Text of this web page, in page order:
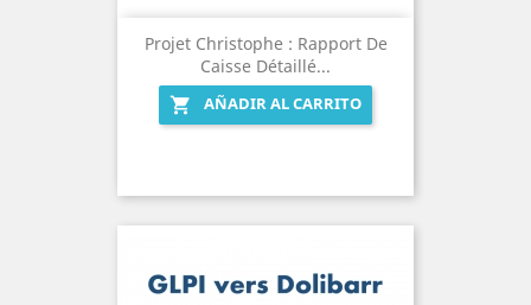
Projet Christophe : Rapport De
Caisse Détaillé...

AÑADIR AL CARRITO